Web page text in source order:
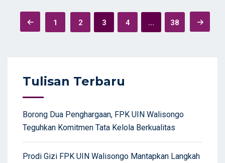
Posts
1 2 3 4 … 38
Tulisan Terbaru
Borong Dua Penghargaan, FPK UIN Walisongo
Teguhkan Komitmen Tata Kelola Berkualitas
Prodi Gizi FPK UIN Walisongo Mantapkan Langkah